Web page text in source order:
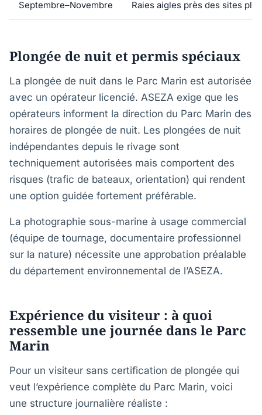
Septembre–Novembre Raies aigles près des sites
Plongée de nuit et permis spéciaux
La plongée de nuit dans le Parc Marin est autorisée
avec un opérateur licencié. ASEZA exige que les
opérateurs informent la direction du Parc Marin des
horaires de plongée de nuit. Les plongées de nuit
indépendantes depuis le rivage sont
techniquement autorisées mais comportent des
risques (trafic de bateaux, orientation) qui rendent
une option guidée fortement préférable.
La photographie sous-marine à usage commercial
(équipe de tournage, documentaire professionnel
sur la nature) nécessite une approbation préalable
du département environnemental de l’ASEZA.
Expérience du visiteur : à quoi
ressemble une journée dans le Parc
Marin
Pour un visiteur sans certification de plongée qui
veut l’expérience complète du Parc Marin, voici
une structure journalière réaliste :